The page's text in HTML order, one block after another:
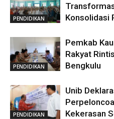
PENDIDIKAN
Konsolidasi
PENDIDIKAN
Pemkab
Rakyat
Bengkulu
PENDIDIKAN
Unib
Kekerasan